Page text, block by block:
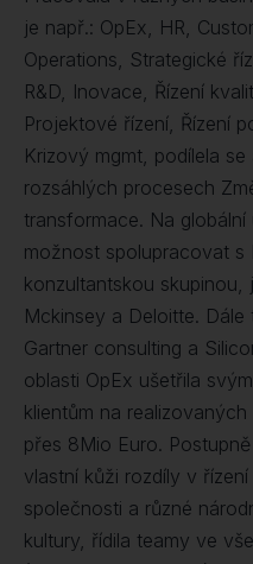
je např.: OpEx, HR,
Operations, Strategické
R&D, Inovace, Řízení
Projektové řízení, Řízení
Krizový mgmt, podílela se
rozsáhlých procesech
transformace. Na globální
možnost spolupracovat s
konzultantskou skupinou,
Mckinsey a Deloitte.
Gartner consulting a
oblasti OpEx ušetřila
klientům na
přes 8Mio Euro.
vlastní kůži rozdíly v
společnosti a různé
kultury, řídila teamy ve